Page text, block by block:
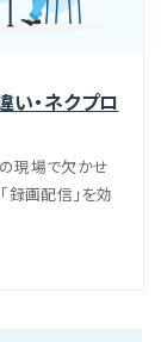
・ネクプロ
現場で欠かせ
録画配信」を効